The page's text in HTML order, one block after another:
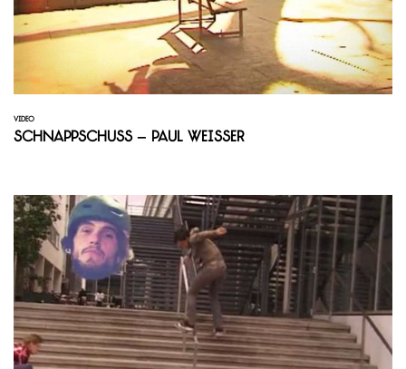
VIDEO
Schnappschuss – Paul Weisser